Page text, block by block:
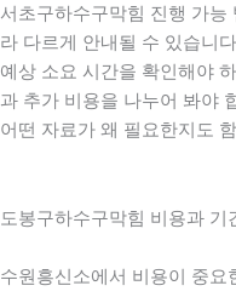
서초구하수구막힘 진행 가
라 다르게 안내될 수 있습니
예상 소요 시간을 확인해야
과 추가 비용을 나누어 봐야
어떤 자료가 왜 필요한지도
도봉구하수구막힘 비용과 기
수원흥신소에서 비용이 중